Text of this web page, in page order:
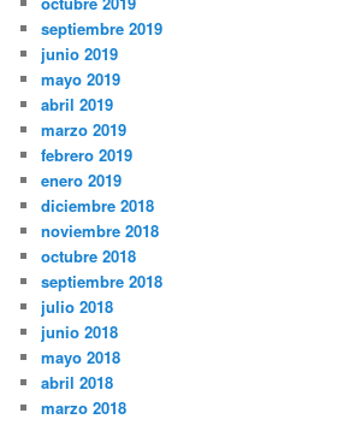
septiembre 2019
junio 2019
mayo 2019
abril 2019
marzo 2019
febrero 2019
enero 2019
diciembre 2018
noviembre 2018
octubre 2018
septiembre 2018
julio 2018
junio 2018
mayo 2018
abril 2018
marzo 2018